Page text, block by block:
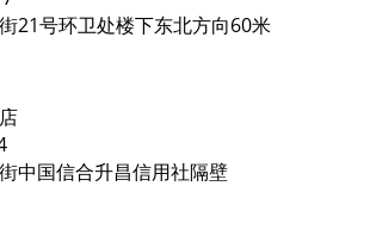
21号环卫处楼下东北方向60米
中国信合升昌信用社隔壁